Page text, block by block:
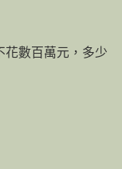
花數百萬元，多少